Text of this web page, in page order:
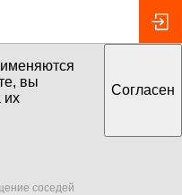
вы
их
Согласен
соседей